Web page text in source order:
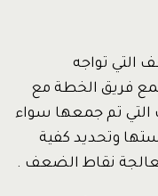
التي تواجه
فريق الخطة مع
التي تم جمعها سواء
وتحديد كفية
نقاط الضعف .